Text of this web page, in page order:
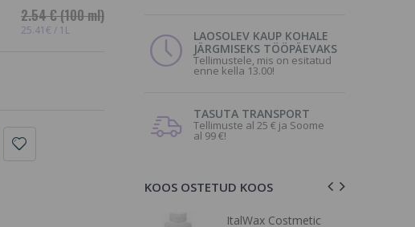
2.54 €(100 ml)
25.41€ / 1L
LAOSOLEV KAUP KOHALE
JÄRGMISEKS TÖÖPÄEVAKS
Tellimustele, mis on esitatud
enne kella 13.00!
TASUTA TRANSPORT
Tellimuste al 25 € ja Soome
al 99 €!
KOOS OSTETUD KOOS
ItalWax Costmetic